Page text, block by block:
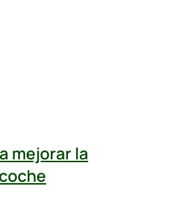
mejorar la